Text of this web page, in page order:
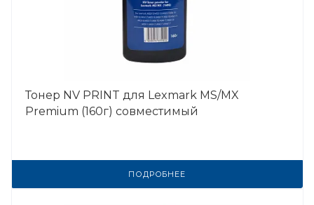
Тонер NV PRINT для Lexmark MS/MX
Premium (160г) совместимый
ПОДРОБНЕЕ